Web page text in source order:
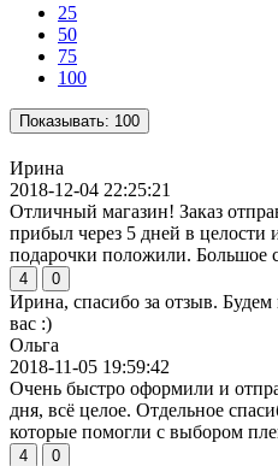
25
50
75
100
Показывать: 100
Ирина
2018-12-04 22:25:21
Отличный магазин! Заказ
прибыл через 5 дней в целости
подарочки положили. Большое
4 0
Ирина, спасибо за отзыв. Будем
вас :)
Ольга
2018-11-05 19:59:42
Очень быстро оформили и
дня, всё целое. Отдельное
которые помогли с выбором
4 0